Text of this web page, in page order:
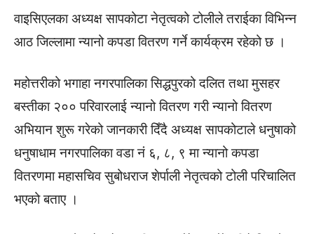
वाइसिएलका अध्यक्ष सापकोटा नेतृत्वको टोलीले तराईका विभिन्न
आठ जिल्लामा न्यानो कपडा वितरण गर्ने कार्यक्रम रहेको छ ।
महोत्तरीको भगाहा नगरपालिका सिद्धपुरको दलित तथा मुसहर
बस्तीका २०० परिवारलाई न्यानो वितरण गरी न्यानो वितरण
अभियान शुरू गरेको जानकारी दिँदै अध्यक्ष सापकोटाले धनुषाको
धनुषाधाम नगरपालिका वडा नं ६, ८, ९ मा न्यानो कपडा
वितरणमा महासचिव सुबोधराज शेर्पाली नेतृत्वको टोली परिचालित
भएको बताए ।